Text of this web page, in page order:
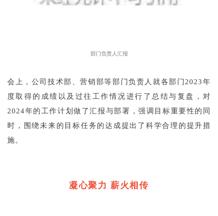
部门负责人汇报
会上，公司技术部、营销部等部门负责人就各部门2023年
度取得的成绩以及过往工作情况进行了总结与复盘，对
2024年的工作计划做了汇报与部署，强调目标重要性的同
时，围绕未来的目标任务的达成提出了科学合理的提升措
施。
凝心聚力 薪火相传